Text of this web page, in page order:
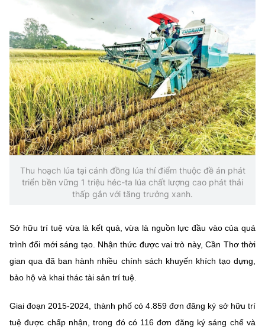
Địa chỉ: Ban Biên tập Cổng TTĐT - 18 Nguyễn Du, TP. Hà Nội
Điện thoại: 024 3936 9506
Email:stc@mst.gov.vn
©2026 Bản quyền thuộc Bộ Khoa Học và Công Nghệ
(Ghi rõ nguồn "https://mst.gov.vn" khi phát hành lại thông tin từ
website này)
Thu hoạch lúa tại cánh đồng lúa thí điểm thuộc đề án phát
triển bền vững 1 triệu héc-ta lúa chất lượng cao phát thải
thấp gắn với tăng trưởng xanh.
Sở hữu trí tuệ vừa là kết quả, vừa là nguồn lực đầu vào của quá
trình đổi mới sáng tạo. Nhận thức được vai trò này, Cần Thơ thời
gian qua đã ban hành nhiều chính sách khuyến khích tạo dựng,
bảo hộ và khai thác tài sản trí tuệ.
Giai đoạn 2015-2024, thành phố có 4.859 đơn đăng ký sở hữu trí
tuệ được chấp nhận, trong đó có 116 đơn đăng ký sáng chế và